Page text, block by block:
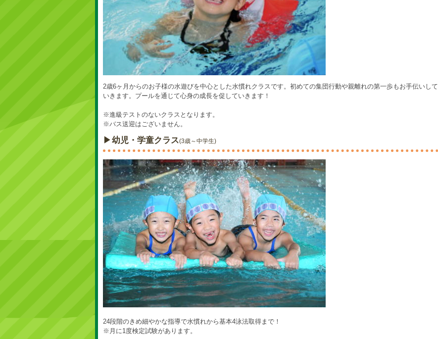
2歳6ヶ月からのお子様の水遊びを中心とした水慣れクラスです。初めての集団行動や親離れの第一歩もお手伝いして
いきます。プールを通じて心身の成長を促していきます！
※進級テストのないクラスとなります。
※バス送迎はございません。
▶幼児・学童クラス(3歳～中学生)
24段階のきめ細やかな指導で水慣れから基本4泳法取得まで！
※月に1度検定試験があります。